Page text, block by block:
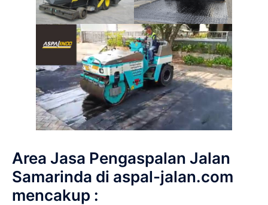
Area Jasa Pengaspalan Jalan
Samarinda di aspal-jalan.com
mencakup :